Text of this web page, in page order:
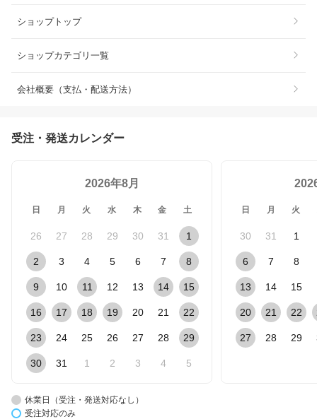
ショップトップ
ショップカテゴリ一覧
会社概要（支払・配送方法）
受注・発送カレンダー
2026年8月
日 月 火 水 木 金 土
26 27 28 29 30 31 1
2 3 4 5 6 7 8
9 10 11 12 13 14 15
16 17 18 19 20 21 22
23 24 25 26 27 28 29
30 31 1 2 3 4 5
日 月 火
30 31 1
6 7 8
13 14 15
20 21 22
27 28 29
休業日（受注・発送対応なし）
受注対応のみ